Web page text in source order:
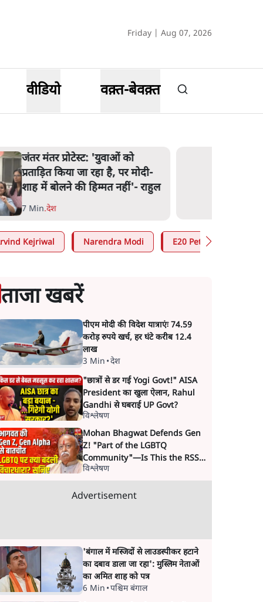
Friday | Aug 07, 2026
वीडियो वक़्त-बेवक़्त
जंतर मंतर प्रोटेस्ट: 'युवाओं को
प्रताड़ित किया जा रहा है, पर मोदी-
शाह में बोलने की हिम्मत नहीं'- राहुल
7 Min.देश
Kejriwal Narendra Modi E20 Petrol Controversy
ताजा खबरें
पीएम मोदी की विदेश यात्राएंः 74.59
करोड़ रुपये खर्च, हर घंटे करीब 12.4
लाख
3 Min •देश
"छात्रों से डर गई Yogi Govt!" AISA
President का खुला ऐलान, Rahul
Gandhi से घबराई UP Govt?
विश्लेषण
Mohan Bhagwat Defends Gen
Z! "Part of the LGBTQ
Community"—Is This the RSS's
New Move?
विश्लेषण
Advertisement
'बंगाल में मस्जिदों से लाउडस्पीकर हटाने
का दबाव डाला जा रहा': मुस्लिम नेताओं
का अमित शाह को पत्र
6 Min •पश्चिम बंगाल